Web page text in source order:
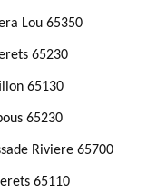
Lou 65350
65230
65130
65230
Riviere 65700
65110